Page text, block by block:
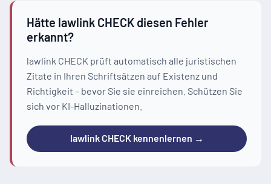
Hätte lawlink CHECK diesen Fehler
erkannt?
lawlink CHECK prüft automatisch alle juristischen
Zitate in Ihren Schriftsätzen auf Existenz und
Richtigkeit – bevor Sie sie einreichen. Schützen Sie
sich vor KI-Halluzinationen.
lawlink CHECK kennenlernen →